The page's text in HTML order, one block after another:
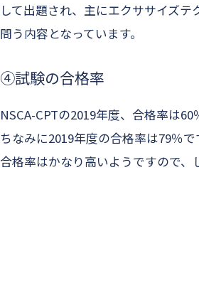
して出題され、主にエクササイズ
問う内容となっています。
④試験の合格率
NSCA-CPTの2019年度、合格率は
ちなみに2019年度の合格率は79％で
合格率はかなり高いようですので、